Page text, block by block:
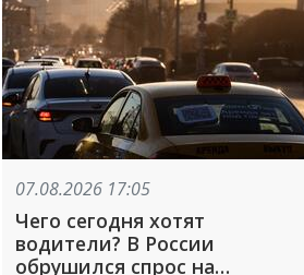
07.08.2026 17:05
Чего сегодня хотят
водители? В России
обрушился спрос на